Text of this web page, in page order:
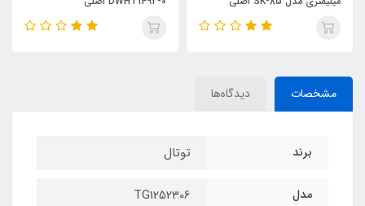
مشخصات دیدگاه‌ها
برند توتال
مدل TG1252306